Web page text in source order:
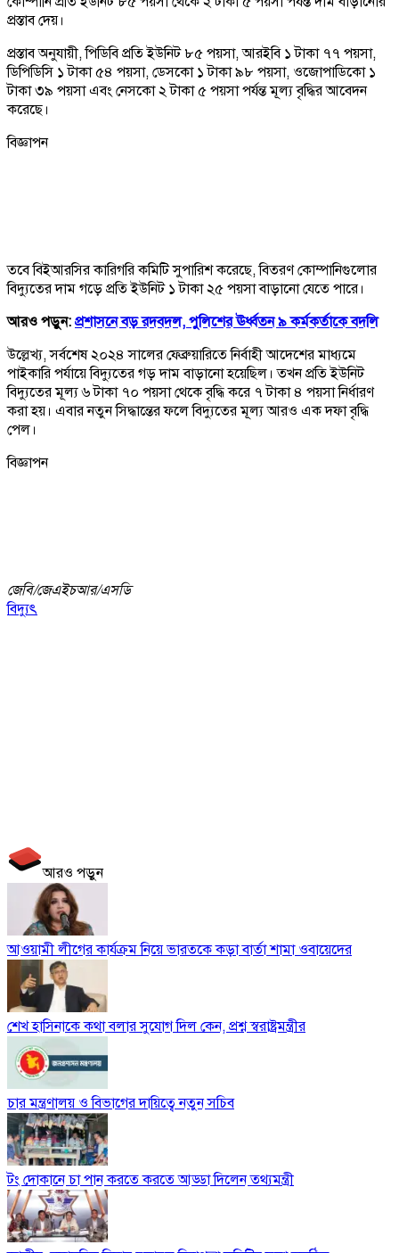
প্রস্তাব দেয়।
প্রস্তাব অনুযায়ী, পিডিবি প্রতি ইউনিট ৮৫ পয়সা, আরইবি ১ টাকা ৭৭ পয়সা,
ডিপিডিসি ১ টাকা ৫৪ পয়সা, ডেসকো ১ টাকা ৯৮ পয়সা, ওজোপাডিকো ১
টাকা ৩৯ পয়সা এবং নেসকো ২ টাকা ৫ পয়সা পর্যন্ত মূল্য বৃদ্ধির আবেদন
করেছে।
বিজ্ঞাপন
তবে বিইআরসির কারিগরি কমিটি সুপারিশ করেছে, বিতরণ কোম্পানিগুলোর
বিদ্যুতের দাম গড়ে প্রতি ইউনিট ১ টাকা ২৫ পয়সা বাড়ানো যেতে পারে।
আরও পড়ুন: প্রশাসনে বড় রদবদল, পুলিশের ঊর্ধ্বতন ৯ কর্মকর্তাকে বদলি
উল্লেখ্য, সর্বশেষ ২০২৪ সালের ফেব্রুয়ারিতে নির্বাহী আদেশের মাধ্যমে
পাইকারি পর্যায়ে বিদ্যুতের গড় দাম বাড়ানো হয়েছিল। তখন প্রতি ইউনিট
বিদ্যুতের মূল্য ৬ টাকা ৭০ পয়সা থেকে বৃদ্ধি করে ৭ টাকা ৪ পয়সা নির্ধারণ
করা হয়। এবার নতুন সিদ্ধান্তের ফলে বিদ্যুতের মূল্য আরও এক দফা বৃদ্ধি
পেল।
বিজ্ঞাপন
জেবি/জেএইচআর/এসডি
বিদ্যুৎ
আরও পড়ুন
আওয়ামী লীগের কার্যক্রম নিয়ে ভারতকে কড়া বার্তা শামা ওবায়েদের
শেখ হাসিনাকে কথা বলার সুযোগ দিল কেন, প্রশ্ন স্বরাষ্ট্রমন্ত্রীর
চার মন্ত্রণালয় ও বিভাগের দায়িত্বে নতুন সচিব
টং দোকানে চা পান করতে করতে আড্ডা দিলেন তথ্যমন্ত্রী